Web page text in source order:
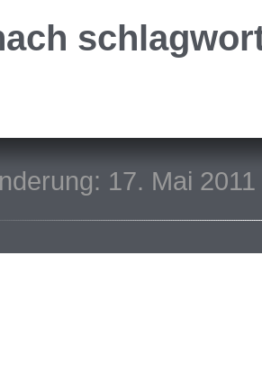
17. Mai